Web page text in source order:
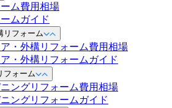
ム費用相場
ムガイド
リフォーム
・外構リフォーム費用相場
・外構リフォームガイド
フォーム
ングリフォーム費用相場
ングリフォームガイド